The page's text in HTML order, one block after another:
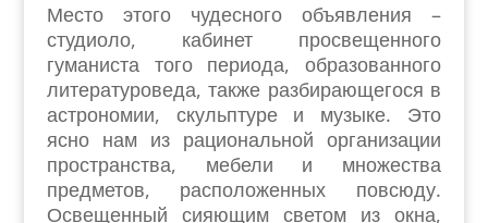
Место этого чудесного объявления –
студиоло, кабинет просвещенного
гуманиста того периода, образованного
литературоведа, также разбирающегося в
астрономии, скульптуре и музыке. Это
ясно нам из рациональной организации
пространства, мебели и множества
предметов, расположенных повсюду.
Освещенный сияющим светом из окна,